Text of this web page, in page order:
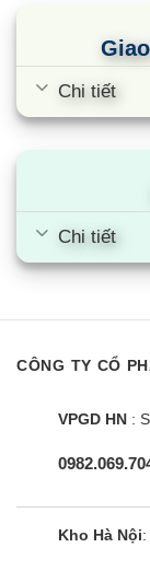
Chi tiết
Chi tiết
CÔNG TY CỔ
VPGD HN :
Kho Hà Nội